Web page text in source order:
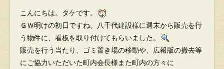
こんにちは。タケです。
ＧＷ明けの初日ですね。八千代建設様に週末から販売を行
う物件に、看板を取り付けてもらいました。
販売を行う当たり、ゴミ置き場の移動や、広報版の撤去等
にご協力いただいた町内会長様また町内の方々に